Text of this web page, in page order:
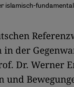
islamisch-
der
Dr. Werner